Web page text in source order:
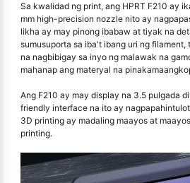
Sa kwalidad ng print, ang HPRT F210 ay
mm high-precision nozzle nito ay
likha ay may pinong ibabaw at tiyak na
sumusuporta sa iba't ibang uri ng filament,
na nagbibigay sa inyo ng malawak na
mahanap ang materyal na
Ang F210 ay may display na 3.5 pulgada
friendly interface na ito ay
3D printing ay madaling maayos at
printing.